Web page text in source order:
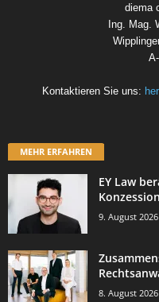
diema
Ing. Mag.
Kontaktieren Sie uns:
MEHR ERFAHREN
EY Law
9. August 2026
8. August 2026